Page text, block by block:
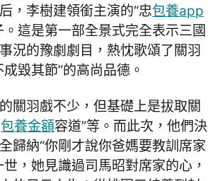
，李樹建領銜主演的“忠包養app
這是第一部全景式完全表示三國
況的豫劇劇目，熱忱歌頌了關羽
毀其節”的高尚品德。
關羽戲不少，但基礎上是拔取關
包養金額容道”等。而此次，他們決
歸納“你剛才說你爸媽要教訓席家
，她見識過司馬昭對席家的心，